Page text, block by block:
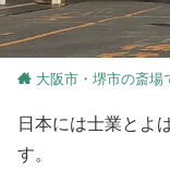
大阪市・堺市の斎場
日本には士業とよ
す。